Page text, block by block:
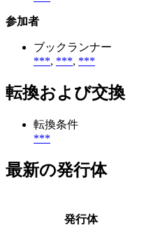
参加者
ブックランナー
***, ***, ***
転換および交換
転換条件
***
最新の発行体
発行体